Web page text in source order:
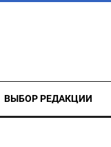
ВЫБОР РЕДАКЦИИ